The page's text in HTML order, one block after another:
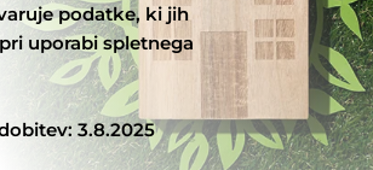
podatke, ki jih
uporabi spletnega
3.8.2025